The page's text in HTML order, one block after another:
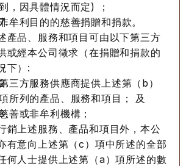
，因具體情況而定) ；
牟利目的的慈善捐贈和捐款。
產品、服務和項目可由以下第三方
或經本公司徵求（在捐贈和捐款的
下）:
三方服務供應商提供上述第（b）
所列的產品、服務和項目； 及
善或非牟利機構；
銷上述服務、產品和項目外，本公
有意向上述第（c）項中所述的全部
何人士提供上述第（a）項所述的數